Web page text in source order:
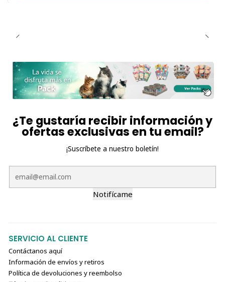
¿Te gustaría recibir información y
ofertas exclusivas en tu email?
¡Suscríbete a nuestro boletín!
Notifícame
SERVICIO AL CLIENTE
Contáctanos aquí
Información de envíos y retiros
Política de devoluciones y reembolso